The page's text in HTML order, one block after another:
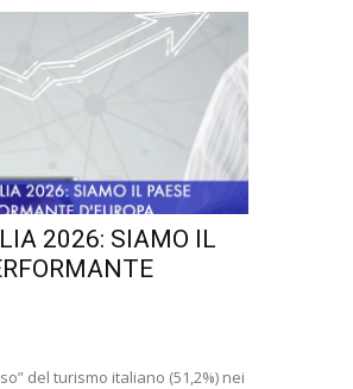
2026: SIAMO IL
del turismo italiano (51,2%) nei